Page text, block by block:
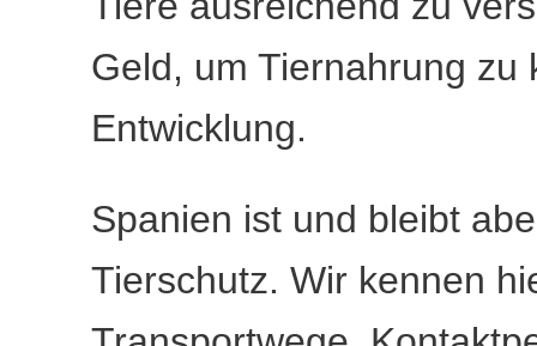
Geld, um Tiernahrung zu
Entwicklung.
Spanien ist und bleibt
Tierschutz. Wir kennen